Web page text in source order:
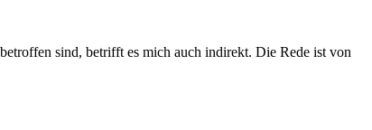
sind, betrifft es mich auch indirekt. Die Rede ist von